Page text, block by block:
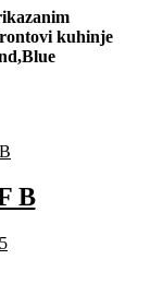
kuhinje
B